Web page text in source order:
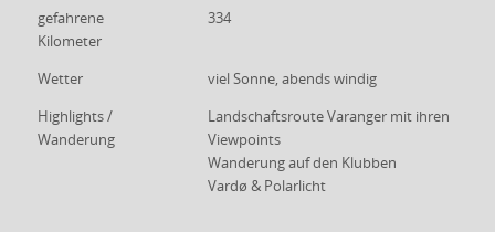
gefahrene
Kilometer
334
Wetter
viel Sonne, abends windig
Highlights /
Wanderung
Landschaftsroute Varanger mit ihren
Viewpoints
Wanderung auf den Klubben
Vardø & Polarlicht